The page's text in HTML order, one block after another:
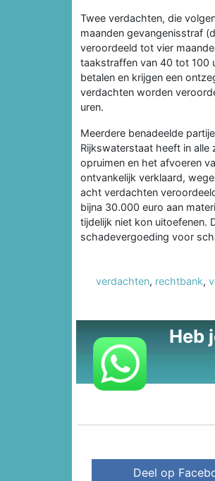
Twee verdachten, die
maanden gevangenisstraf
veroordeeld tot vier
taakstraffen van 40 tot 100
betalen en krijgen een
verdachten worden
uren.
Meerdere benadeelde
Rijkswaterstaat heeft in
opruimen en het afvoeren
ontvankelijk verklaard,
acht verdachten
bijna 30.000 euro aan
tijdelijk niet kon uitoefenen.
schadevergoeding voor
verdachten, rechtbank,
Heb
Deel op